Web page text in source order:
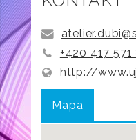
+420 417 571
http://
Mapa